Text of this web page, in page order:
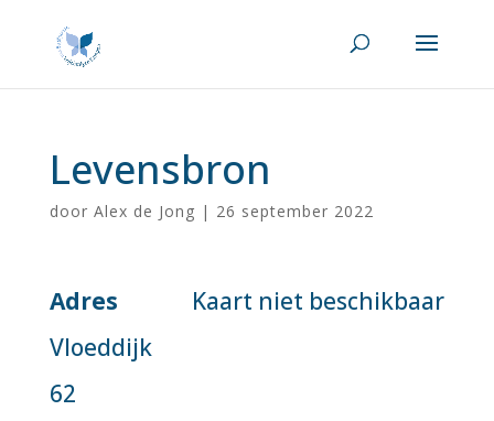
Levensbron
door Alex de Jong | 26 september 2022
Kaart niet beschikbaar
Adres
Vloeddijk
62